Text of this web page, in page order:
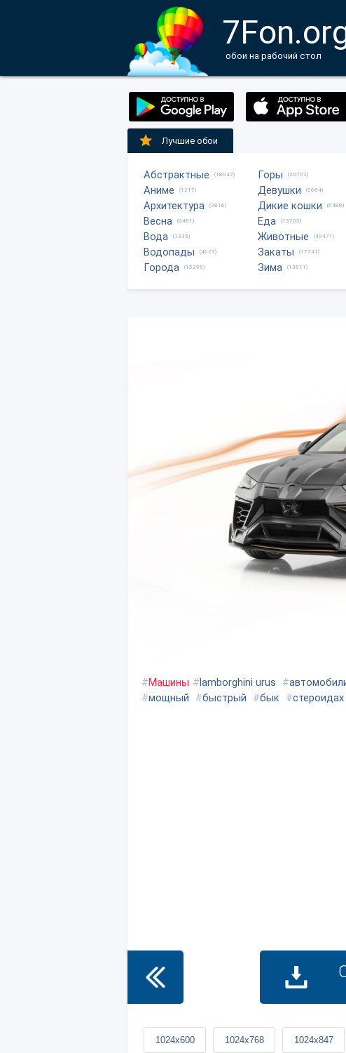
обои на рабочий стол
Лучшие обои
Абстрактные (18042)
Аниме (1217)
Архитектура (2816)
Весна (6481)
Вода (1335)
Водопады (4623)
Города (15295)
Горы (20702)
Девушки (2684)
Дикие кошки (6488)
Еда (13705)
Животные (49471)
Закаты (17741)
Зима (13511)
#Машины #lamborghini urus #
#мощный #быстрый #бык #стероидах
1024x600 1024x768 1024x847